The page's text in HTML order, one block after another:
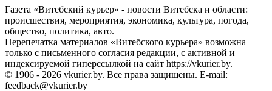
Газета «Витебский курьер» - новости Витебска и области:
происшествия, мероприятия, экономика, культура, погода,
общество, политика, авто.
Перепечатка материалов «Витебского курьера» возможна
только с письменного согласия редакции, с активной и
индексируемой гиперссылкой на сайт https://vkurier.by.
© 1906 - 2026 vkurier.by. Все права защищены. E-mail:
feedback@vkurier.by